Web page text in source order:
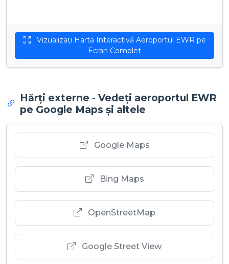
Ecran Complet
Hărți externe - Vedeți aeroportul EWR
pe Google Maps și altele
Google Maps
Bing Maps
OpenStreetMap
Google Street View